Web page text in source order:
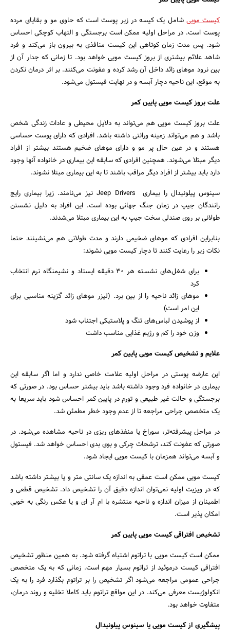
بانک، بیمه و سرمایه
مسکن و ساختمان
جستجو
کیست مویی شامل یک کیسه در زیر پوست است که حاوی مو و بقایای مرده
پوست است. در مراحل اولیه ممکن است برجستگی و التهاب کوچکی احساس
شود. پس مدت زمان کوتاهی این کیست منافذی به بیرون باز می‌کند و فرد
شاهد علائم بیشتری از بروز کیست مویی خواهد بود. تا زمانی که جدار آن از
بین نرود موهای زائد داخل آن رشد کرده و عفونت می‌کنند. بر اثر درمان نکردن
به موقع، این ناحیه دچار آبسه و در نهایت فیستول می‌شود.
علت بروز کیست مویی پایین کمر
علت بروز کیست مویی هم می‌تواند به دلایل محیطی و عادات زندگی شخص
باشد و هم می‌تواند زمینه وراثتی داشته باشد. افرادی که دارای پوست حساسی
هستند و در عین حال پر مو و دارای موهای ضخیم هستند بیشتر از افراد
دیگر مبتلا می‌شوند. همچنین افرادی که سابقه این بیماری در خانواده آنها وجود
دارد باید بیشتر از افراد دیگر مراقب باشند تا به این بیماری مبتلا نشوند.
سینوس پیلونیدال را بیماری Jeep Drivers نیز می‌نامند. زیرا بیماری رایج
رانندگان جیپ در زمان جنگ جهانی بوده است. این افراد به دلیل نشستن
طولانی بر روی صندلی سخت جیپ به این بیماری مبتلا می‌شدند.
بنابراین افرادی که موهای ضخیمی دارند و مدت طولانی هم می‌نشینند حتما
نکات زیر را رعایت کنند تا دچار کیست مویی نشوند:
برای شغل‌های نشسته هر ۳۰ دقیقه ایستاد و نشیمنگاه نرم انتخاب
کرد
موهای زائد ناحیه را از بین برد. (لیزر موهای زائد گزینه مناسبی برای
این امر است)
از پوشیدن لباس‌های تنگ و پلاستیکی اجتناب شود
وزن خود را کم و رژیم غذایی مناسب داشت
علایم و تشخیص کیست مویی پایین کمر
این عارضه پوستی در مراحل اولیه علامت خاصی ندارد و اما اگر سابقه این
بیماری در خانواده فرد وجود داشته باشد باید بیشتر حساس بود. در صورتی که
برجستگی و حالت غیر طبیعی و تورم در پایین کمر احساس شود باید سریعا به
یک متخصص جراحی مراجعه تا از عدم وجود خطر مطمئن شد.
در مراحل پیشرفته‌تر، سوراخ یا منفذهای ریزی در ناحیه مشاهده می‌شود. در
صورتی که عفونت کند، ترشحات چرکی و بوی بدی احساس خواهد شد. فیستول
و آبسه می‌تواند همزمان با کیست مویی ایجاد شود.
کیست مویی ممکن است عمقی به اندازه یک سانتی متر و یا بیشتر داشته باشد
که در ویزیت اولیه نمی‌توان اندازه دقیق آن را تشخیص داد. تشخیص قطعی و
اطمینان از میزان اندازه و ناحیه منتشره با ام آر ای و یا عکس رنگی به خوبی
امکان پذیر است.
تشخیص افتراقی کیست مویی پایین کمر
ممکن است کیست مویی با تراتوم اشتباه گرفته شود. به همین منظور تشخیص
افتراقی کیست درموئید از تراتوم بسیار مهم است. زمانی که به یک متخصص
جراحی عمومی مراجعه می‌شود اگر تشخیص را بر تراتوم بگذارد فرد را به یک
انکولوژیست معرفی می‌کند. در این مواقع تراتوم باید کاملا تخلیه و روند درمان،
متفاوت خواهد بود.
پیشگیری از کیست مویی یا سینوس پیلونیدال